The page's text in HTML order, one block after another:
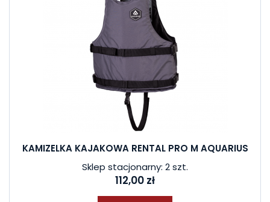
KAMIZELKA KAJAKOWA RENTAL PRO M AQUARIUS
Sklep stacjonarny: 2 szt.
112,00 zł